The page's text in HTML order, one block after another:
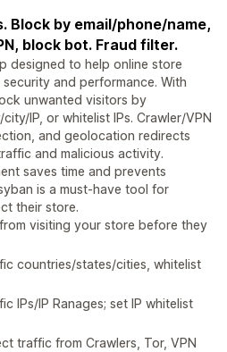
Block by email/phone/name,
block bot. Fraud filter.
designed to help online store
and performance. With
unwanted visitors by
IP, or whitelist IPs. Crawler/VPN
and geolocation redirects
and malicious activity.
saves time and prevents
is a must-have tool for
their store.
visiting your store before they
countries/states/cities, whitelist
IPs/IP Ranages; set IP whitelist
traffic from Crawlers, Tor, VPN